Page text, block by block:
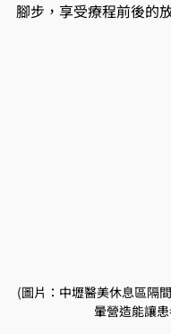
腳步，享受療程前後的
(圖片：中壢醫美休息區隔
暈營造能讓